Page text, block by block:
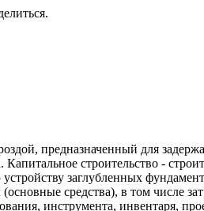
предназначенный для
строительство -
заглубленных
средства), в том числе
инструмента, инвентаря,